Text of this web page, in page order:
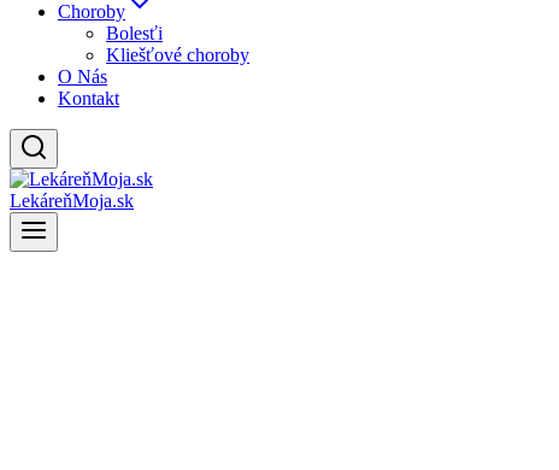
Choroby
Bolesťi
Kliešťové choroby
O Nás
Kontakt
LekáreňMoja.sk